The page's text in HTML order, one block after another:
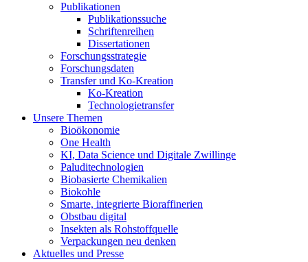
Publikationen
Publikationssuche
Schriftenreihen
Dissertationen
Forschungsstrategie
Forschungsdaten
Transfer und Ko-Kreation
Ko-Kreation
Technologietransfer
Unsere Themen
Bioökonomie
One Health
KI, Data Science und Digitale Zwillinge
Paluditechnologien
Biobasierte Chemikalien
Biokohle
Smarte, integrierte Bioraffinerien
Obstbau digital
Insekten als Rohstoffquelle
Verpackungen neu denken
Aktuelles und Presse